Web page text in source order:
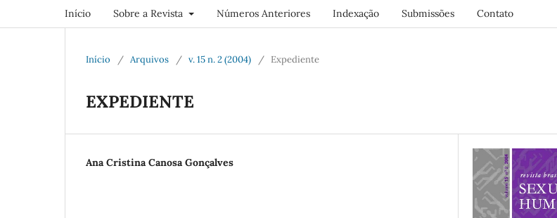
Início Sobre a Revista Números Anteriores Indexação Submissões Contato
Início / Arquivos / v. 15 n. 2 (2004) / Expediente
EXPEDIENTE
Ana Cristina Canosa Gonçalves